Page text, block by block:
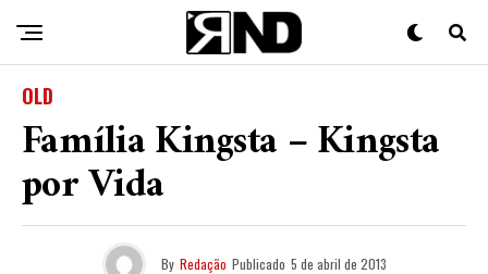
OLD
Família Kingsta – Kingsta
por Vida
By Redação Publicado 5 de abril de 2013